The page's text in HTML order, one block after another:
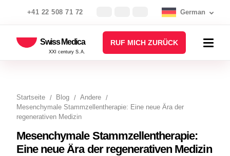
+41 22 508 71 72 German
Swiss Medica
XXI century S.A.
RUF MICH ZURÜCK
Startseite Blog
Andere
Mesenchymale Stammzellentherapie: Eine neue Ära der
regenerativen Medizin
Mesenchymale Stammzellentherapie:
Eine neue Ära der regenerativen Medizin